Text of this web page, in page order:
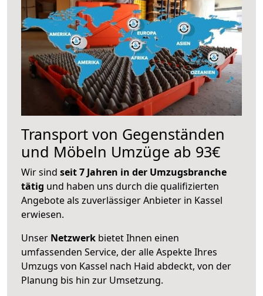
Transport von Gegenständen
und Möbeln Umzüge ab 93€
Wir sind seit 7 Jahren in der Umzugsbranche
tätig und haben uns durch die qualifizierten
Angebote als zuverlässiger Anbieter in Kassel
erwiesen.
Unser Netzwerk bietet Ihnen einen
umfassenden Service, der alle Aspekte Ihres
Umzugs von Kassel nach Haid abdeckt, von der
Planung bis hin zur Umsetzung.